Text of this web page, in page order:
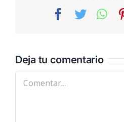
Facebook
Twitter
Deja tu comentario
Comentar